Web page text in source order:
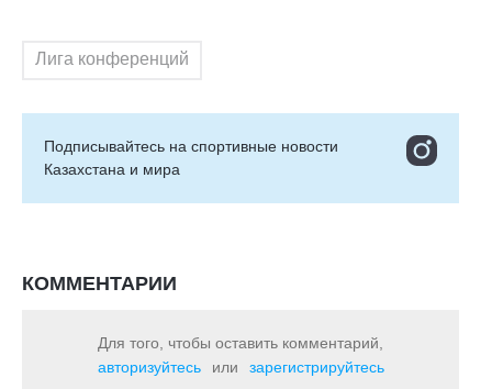
Лига конференций
Подписывайтесь на cпортивные новости
Казахстана и мира
КОММЕНТАРИИ
Для того, чтобы оставить комментарий,
авторизуйтесь
или зарегистрируйтесь